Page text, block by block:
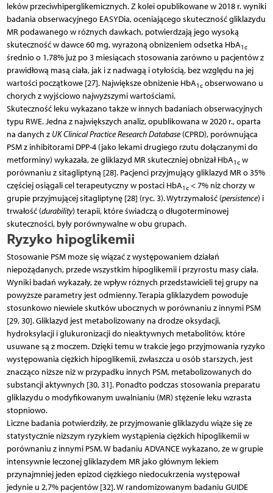
leków przeciwhiperglikemicznych. Z kolei opublikowane w 2018 r. wyniki
badania obserwacyjnego EASYDia, oceniającego skuteczność gliklazydu
MR podawanego w różnych dawkach, potwierdzają jego wysoką
skuteczność w dawce 60 mg, wyrażoną obniżeniem odsetka HbA1c
średnio o 1,78% już po 3 miesiącach stosowania zarówno u pacjentów z
prawidłową masą ciała, jak i z nadwagą i otyłością, bez względu na jej
wartości początkowe [27]. Największe obniżenie HbA1cobserwowano u
chorych z wyjściowo najwyższymi wartościami.
Skuteczność leku wykazano także w innych badaniach obserwacyjnych
typu RWE. Jedna z największych analiz, opublikowana w 2020 r., oparta
na danych z UK Clinical Practice Research Database(CPRD), porównująca
PSM z inhibitorami DPP-4 (jako lekami drugiego rzutu dołączanymi do
metforminy) wykazała, że gliklazyd MR skuteczniej obniżał HbA1cw
porównaniu z sitagliptyną [28]. Pacjenci przyjmujący gliklazyd MR o 35%
częściej osiągali cel terapeutyczny w postaci HbA1c< 7% niż chorzy w
grupie przyjmującej sitagliptynę [28] (ryc. 3). Wytrzymałość (persistence) i
trwałość (durability) terapii, które świadczą o długoterminowej
skuteczności, były porównywalne w obu grupach.
Ryzyko hipoglikemii
Stosowanie PSM może się wiązać z występowaniem działań
niepożądanych, przede wszystkim hipoglikemii i przyrostu masy ciała.
Wyniki badań wykazały, że wpływ różnych przedstawicieli tej grupy na
powyższe parametry jest odmienny. Terapia gliklazydem powoduje
stosunkowo niewiele skutków ubocznych w porównaniu z innymi PSM
[29, 30]. Gliklazyd jest metabolizowany na drodze oksydacji,
hydroksylacji i glukuronizacji do nieaktywnych metabolitów, które
usuwane są z moczem. Dzięki temu w trakcie jego przyjmowania ryzyko
występowania ciężkich hipoglikemii, zwłaszcza u osób starszych, jest
znacząco niższe niż w przypadku innych PSM, metabolizowanych do
substancji aktywnych [30, 31]. Ponadto podczas stosowania preparatu
gliklazydu o modyfikowanym uwalnianiu (MR) stężenie leku wzrasta
stopniowo.
Liczne badania potwierdziły, że przyjmowanie gliklazydu wiąże się ze
statystycznie niższym ryzykiem wystąpienia ciężkich hipoglikemii w
porównaniu z innymi PSM. W badaniu ADVANCE wykazano, że w grupie
intensywnie leczonej gliklazydem MR jako głównym lekiem
przynajmniej jeden epizod ciężkiego niedocukrzenia występował
jedynie u 2,7% pacjentów [32]. W randomizowanym badaniu GUIDE